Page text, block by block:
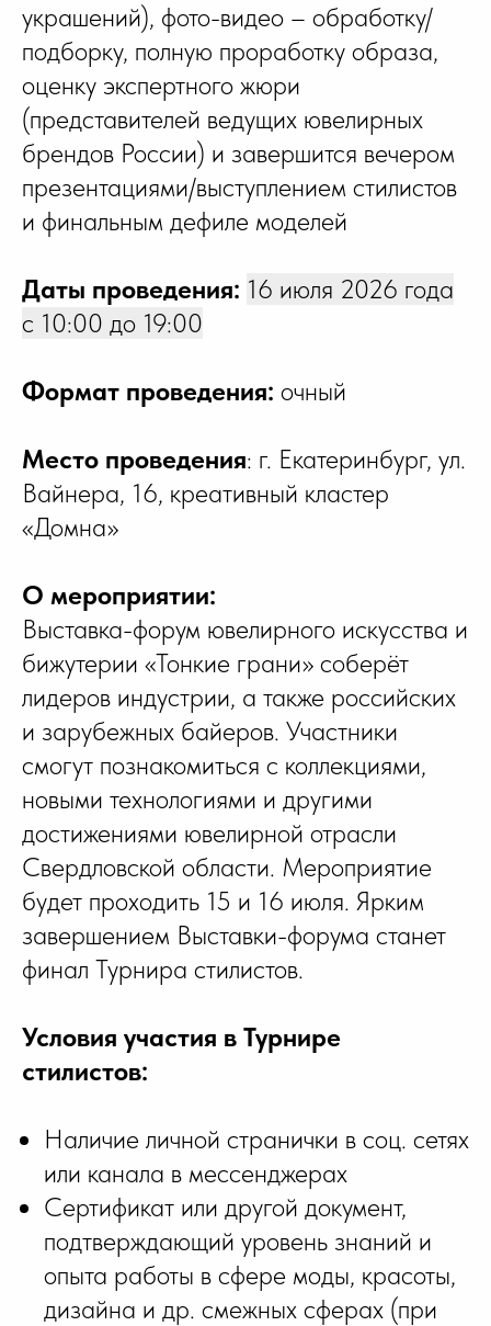
украшений), фото-видео – обработку/
подборку, полную проработку образа,
оценку экспертного жюри
(представителей ведущих ювелирных
брендов России) и завершится вечером
презентациями/выступлением стилистов
и финальным дефиле моделей
Даты проведения: 16 июля 2026 года
с 10:00 до 19:00
Формат проведения: очный
Место проведения: г. Екатеринбург, ул.
Вайнера, 16, креативный кластер
«Домна»
О мероприятии:
Выставка-форум ювелирного искусства и
бижутерии «Тонкие грани» соберёт
лидеров индустрии, а также российских
и зарубежных байеров. Участники
смогут познакомиться с коллекциями,
новыми технологиями и другими
достижениями ювелирной отрасли
Свердловской области. Мероприятие
будет проходить 15 и 16 июля. Ярким
завершением Выставки-форума станет
финал Турнира стилистов.
Условия участия в Турнире
стилистов:
Наличие личной странички в соц. сетях
или канала в мессенджерах
Сертификат или другой документ,
подтверждающий уровень знаний и
опыта работы в сфере моды, красоты,
дизайна и др. смежных сферах (при